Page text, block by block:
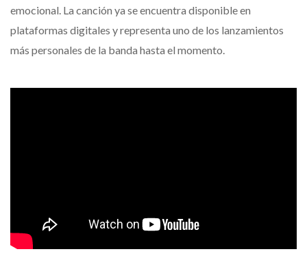
emocional. La canción ya se encuentra disponible en
plataformas digitales y representa uno de los lanzamientos
más personales de la banda hasta el momento.